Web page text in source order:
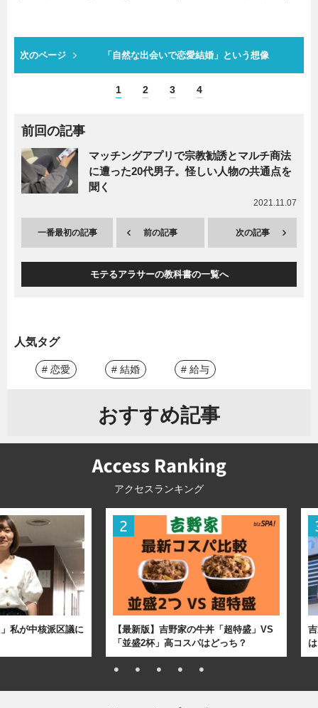
次のページ 「自然な出会いで恋愛結婚」という想像
1 2 3 4
前回の記事
マッチングアプリで宗教勧誘とマルチ商法
に遭った20代男子。怪しい人物の共通点を
聞く
2021.11.07
一番最初の記事 前の記事 次の記事
モテるアラサーの教科書の一覧へ
人気タグ
# 恋愛 # 結婚 # 給与
おすすめ記事
アクセスランキング
私が中核派区議に
【最新版】吉野家の牛丼「超特盛」VS
「並盛2杯」高コスパはどっち？